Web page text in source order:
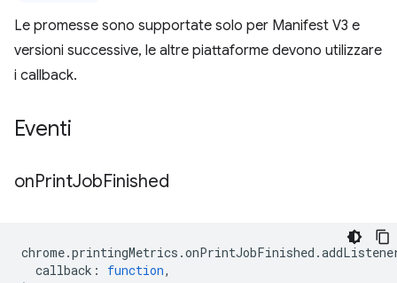
Le promesse sono supportate solo per Manifest V3 e
versioni successive, le altre piattaforme devono utilizzare
i callback.
Eventi
onPrintJobFinished
chrome.printingMetrics .onPrintJobFinished .
callback : function,